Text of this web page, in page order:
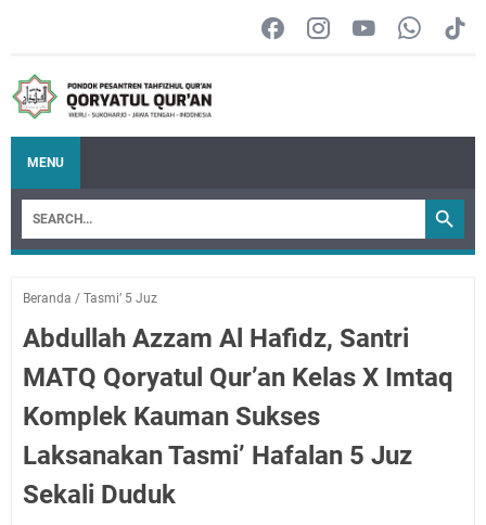
MENU
Beranda / Tasmi’ 5 Juz
Abdullah Azzam Al Hafidz, Santri
MATQ Qoryatul Qur’an Kelas X Imtaq
Komplek Kauman Sukses
Laksanakan Tasmi’ Hafalan 5 Juz
Sekali Duduk